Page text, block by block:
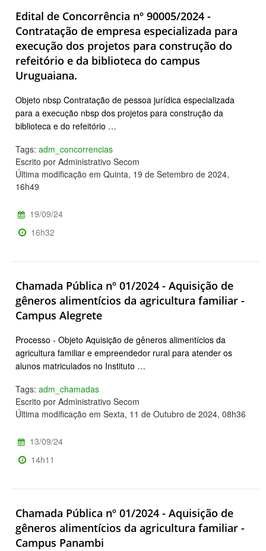
Edital de Concorrência nº 90005/2024 -
Contratação de empresa especializada para
execução dos projetos para construção do
refeitório e da biblioteca do campus
Uruguaiana.
Objeto nbsp Contratação de pessoa jurídica especializada
para a execução nbsp dos projetos para construção da
biblioteca e do refeitório …
Tags: adm_concorrencias
Escrito por Administrativo Secom
Última modificação em Quinta, 19 de Setembro de 2024,
16h49
19/09/24
16h32
Chamada Pública nº 01/2024 - Aquisição de
gêneros alimentícios da agricultura familiar -
Campus Alegrete
Processo - Objeto Aquisição de gêneros alimentícios da
agricultura familiar e empreendedor rural para atender os
alunos matriculados no Instituto …
Tags: adm_chamadas
Escrito por Administrativo Secom
Última modificação em Sexta, 11 de Outubro de 2024, 08h36
13/09/24
14h11
Chamada Pública nº 01/2024 - Aquisição de
gêneros alimentícios da agricultura familiar -
Campus Panambi